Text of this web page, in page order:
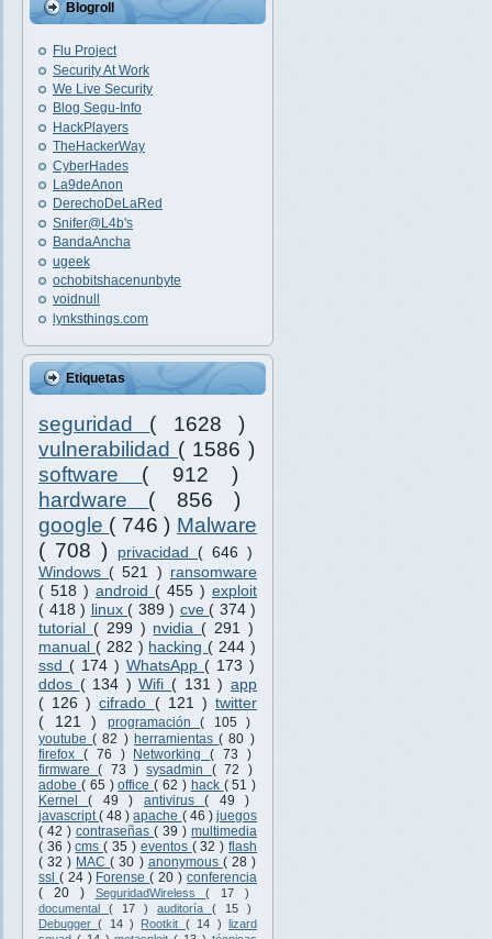
Blogroll
Flu Project
Security At Work
We Live Security
Blog Segu-Info
HackPlayers
TheHackerWay
CyberHades
La9deAnon
DerechoDeLaRed
Snifer@L4b's
BandaAncha
ugeek
ochobitshacenunbyte
voidnull
lynksthings.com
Etiquetas
seguridad ( 1628 )
vulnerabilidad ( 1586 )
software ( 912 )
hardware ( 856 )
google ( 746 ) Malware
( 708 )
privacidad ( 646 )
Windows ( 521 ) ransomware
( 518 ) android ( 455 ) exploit
( 418 ) linux ( 389 ) cve ( 374 )
tutorial ( 299 ) nvidia ( 291 )
manual ( 282 ) hacking ( 244 )
ssd ( 174 ) WhatsApp ( 173 )
ddos ( 134 )Wifi ( 131 ) app
( 126 )cifrado ( 121 )twitter
( 121 ) programación( 105 )
youtube( 82 ) herramientas( 80 )
firefox ( 76 ) Networking( 73 )
firmware( 73 )sysadmin ( 72 )
adobe ( 65 )office( 62 ) hack ( 51 )
Kernel( 49 ) antivirus( 49 )
javascript( 48 )apache ( 46 ) juegos
( 42 ) contraseñas ( 39 ) multimedia
( 36 )cms( 35 ) eventos ( 32 )flash
( 32 ) MAC( 30 ) anonymous ( 28 )
ssl ( 24 ) Forense( 20 ) conferencia
( 20 )
SeguridadWireless( 17 )
documental ( 17 ) auditoría ( 15 )
Debugger( 14 ) Rootkit ( 14 ) lizard